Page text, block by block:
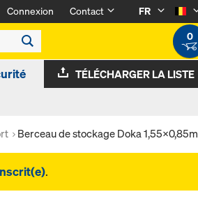
Connexion Contact
FR
0
TÉLÉCHARGER LA LISTE
Berceau de stockage Doka 1,55x0,85m
.